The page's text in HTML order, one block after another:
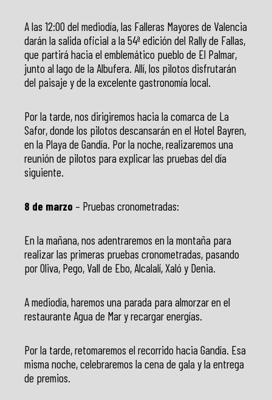
A las 12:00 del mediodía, las Falleras Mayores de Valencia
darán la salida oficial a la 54ª edición del Rally de Fallas,
que partirá hacia el emblemático pueblo de El Palmar,
junto al lago de la Albufera. Allí, los pilotos disfrutarán
del paisaje y de la excelente gastronomía local.
Por la tarde, nos dirigiremos hacia la comarca de La
Safor, donde los pilotos descansarán en el Hotel Bayren,
en la Playa de Gandía. Por la noche, realizaremos una
reunión de pilotos para explicar las pruebas del día
siguiente.
8 de marzo – Pruebas cronometradas:
En la mañana, nos adentraremos en la montaña para
realizar las primeras pruebas cronometradas, pasando
por Oliva, Pego, Vall de Ebo, Alcalalí, Xaló y Denia.
A mediodía, haremos una parada para almorzar en el
restaurante Agua de Mar y recargar energías.
Por la tarde, retomaremos el recorrido hacia Gandía. Esa
misma noche, celebraremos la cena de gala y la entrega
de premios.